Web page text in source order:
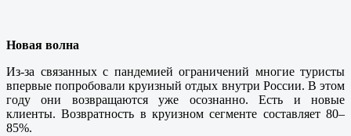
Новая волна
Из-за связанных с пандемией ограничений многие туристы
впервые попробовали круизный отдых внутри России. В этом
году они возвращаются уже осознанно. Есть и новые
клиенты. Возвратность в круизном сегменте составляет 80–
85%.